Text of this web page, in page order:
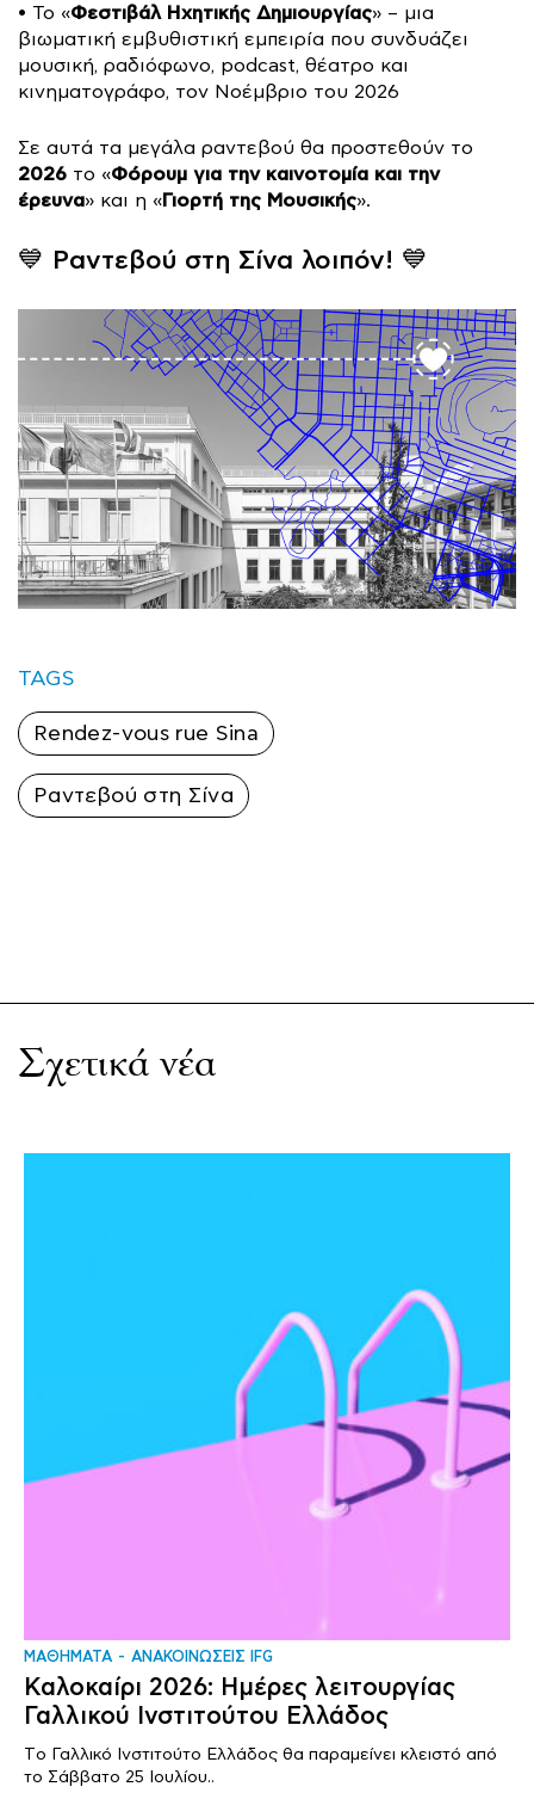
• Το «Φεστιβάλ Ηχητικής Δημιουργίας» – μια
βιωματική εμβυθιστική εμπειρία που συνδυάζει
μουσική, ραδιόφωνο, podcast, θέατρο και
κινηματογράφο, τον Νοέμβριο του 2026
Σε αυτά τα μεγάλα ραντεβού θα προστεθούν το
2026 το «Φόρουμ για την καινοτομία και την
έρευνα» και η «Γιορτή της Μουσικής».
💙 Ραντεβού στη Σίνα λοιπόν! 💙
TAGS
Rendez-vous rue Sina
Ραντεβού στη Σίνα
Σχετικά νέα
ΜΑΘΗΜΑΤΑ ΑΝΑΚΟΙΝΩΣΕΙΣ IFG
Καλοκαίρι 2026: Ημέρες λειτουργίας
Γαλλικού Ινστιτούτου Ελλάδος
Tο Γαλλικό Ινστιτούτο Ελλάδος θα παραμείνει κλειστό από
το Σάββατο 25 Ιουλίου..